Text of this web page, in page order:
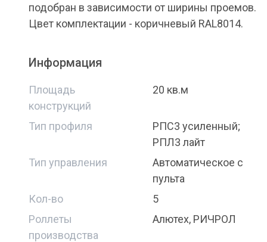
подобран в зависимости от ширины проемов.
Цвет комплектации - коричневый RAL8014.
Информация
Площадь
конструкций
20 кв.м
Тип профиля
РПС3 усиленный;
РПЛ3 лайт
Тип управления
Автоматическое с
пульта
Кол-во
5
Роллеты
производства
Алютех, РИЧРОЛ